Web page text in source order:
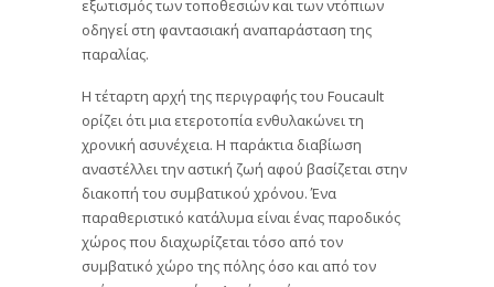
εξωτισμός των τοποθεσιών και των ντόπιων
οδηγεί στη φαντασιακή αναπαράσταση της
παραλίας.
Η τέταρτη αρχή της περιγραφής του Foucault
ορίζει ότι μια ετεροτοπία ενθυλακώνει τη
χρονική ασυνέχεια. Η παράκτια διαβίωση
αναστέλλει την αστική ζωή αφού βασίζεται στην
διακοπή του συμβατικού χρόνου. Ένα
παραθεριστικό κατάλυμα είναι ένας παροδικός
χώρος που διαχωρίζεται τόσο από τον
συμβατικό χώρο της πόλης όσο και από τον